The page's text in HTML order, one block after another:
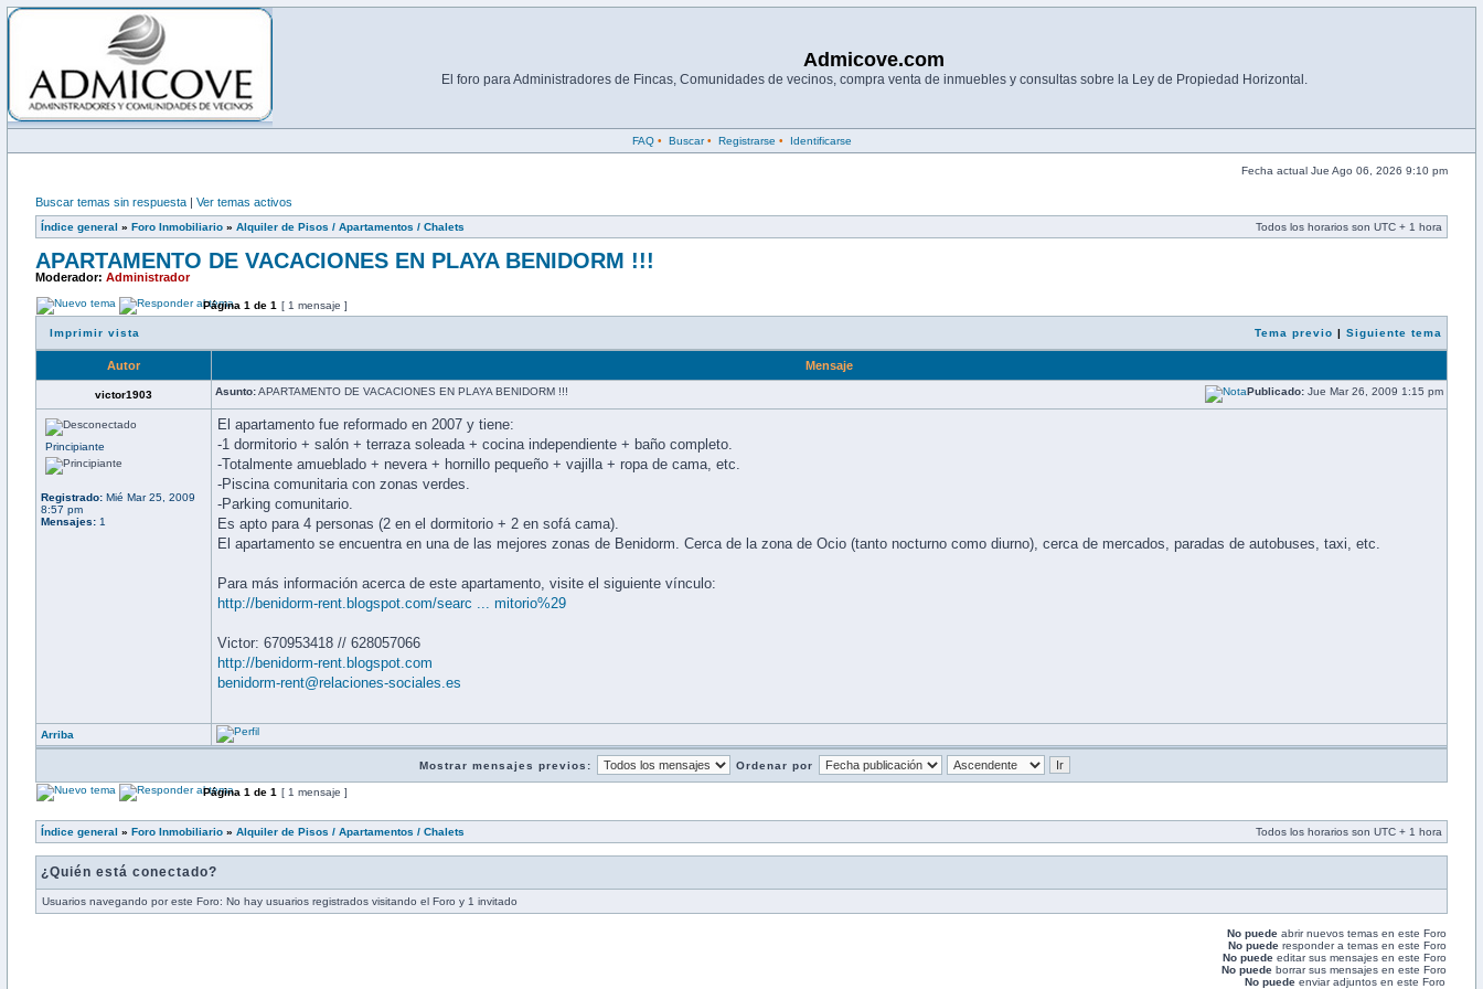
Admicove.com
El foro para Administradores de Fincas, Comunidades de vecinos, compra venta de inmuebles y consultas sobre la Ley de Propiedad Horizontal.
FAQ• Buscar• Registrarse • Identificarse
Fecha actual Jue Ago 06, 2026 9:10 pm
Buscar temas sin respuesta | Ver temas activos
Índice general » Foro Inmobiliario » Alquiler de Pisos / Apartamentos / Chalets Todos los horarios son UTC + 1 hora
APARTAMENTO DE VACACIONES EN PLAYA BENIDORM !!!
Moderador: Administrador
Página 1 de 1 [ 1 mensaje ]
Imprimir vista Tema previo | Siguiente tema
Autor Mensaje
victor1903 Asunto:APARTAMENTO DE VACACIONES EN PLAYA BENIDORM !!! Publicado: Jue Mar 26, 2009 1:15 pm
Principiante
Registrado: Mié Mar 25, 2009
8:57 pm
Mensajes: 1
El apartamento fue reformado en 2007 y tiene:
-1 dormitorio + salón + terraza soleada + cocina independiente + baño completo.
-Totalmente amueblado + nevera + hornillo pequeño + vajilla + ropa de cama, etc.
-Piscina comunitaria con zonas verdes.
-Parking comunitario.
Es apto para 4 personas (2 en el dormitorio + 2 en sofá cama).
El apartamento se encuentra en una de las mejores zonas de Benidorm. Cerca de la zona de Ocio (tanto nocturno como diurno), cerca de mercados, paradas de autobuses, taxi, etc.
Para más información acerca de este apartamento, visite el siguiente vínculo:
http://benidorm-rent.blogspot.com/searc ... mitorio%29
Victor: 670953418 // 628057066
http://benidorm-rent.blogspot.com
benidorm-rent@relaciones-sociales.es
Arriba
Mostrar mensajes previos: Ordenar por
Página 1 de 1 [ 1 mensaje ]
Índice general » Foro Inmobiliario » Alquiler de Pisos / Apartamentos / Chalets Todos los horarios son UTC + 1 hora
¿Quién está conectado?
Usuarios navegando por este Foro: No hay usuarios registrados visitando el Foro y 1 invitado
No puede abrir nuevos temas en este Foro
No puede responder a temas en este Foro
No puede editar sus mensajes en este Foro
No puede borrar sus mensajes en este Foro
No puede enviar adjuntos en este Foro